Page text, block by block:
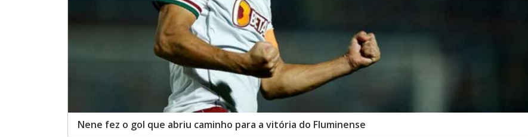
Nene fez o gol que abriu caminho para a vitória do Fluminense